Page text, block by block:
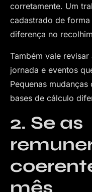
corretamente. Um
cadastrado de
diferença no
Também vale
jornada e eventos
Pequenas
bases de cálculo
2. Se as